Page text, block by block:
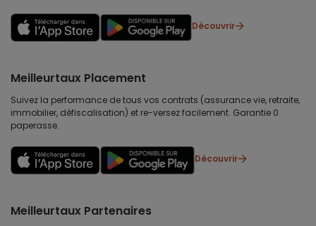
Découvrir
Meilleurtaux Placement
Suivez la performance de tous vos contrats (assurance vie, retraite,
immobilier, défiscalisation) et re-versez facilement. Garantie 0
paperasse.
Découvrir
Meilleurtaux Partenaires